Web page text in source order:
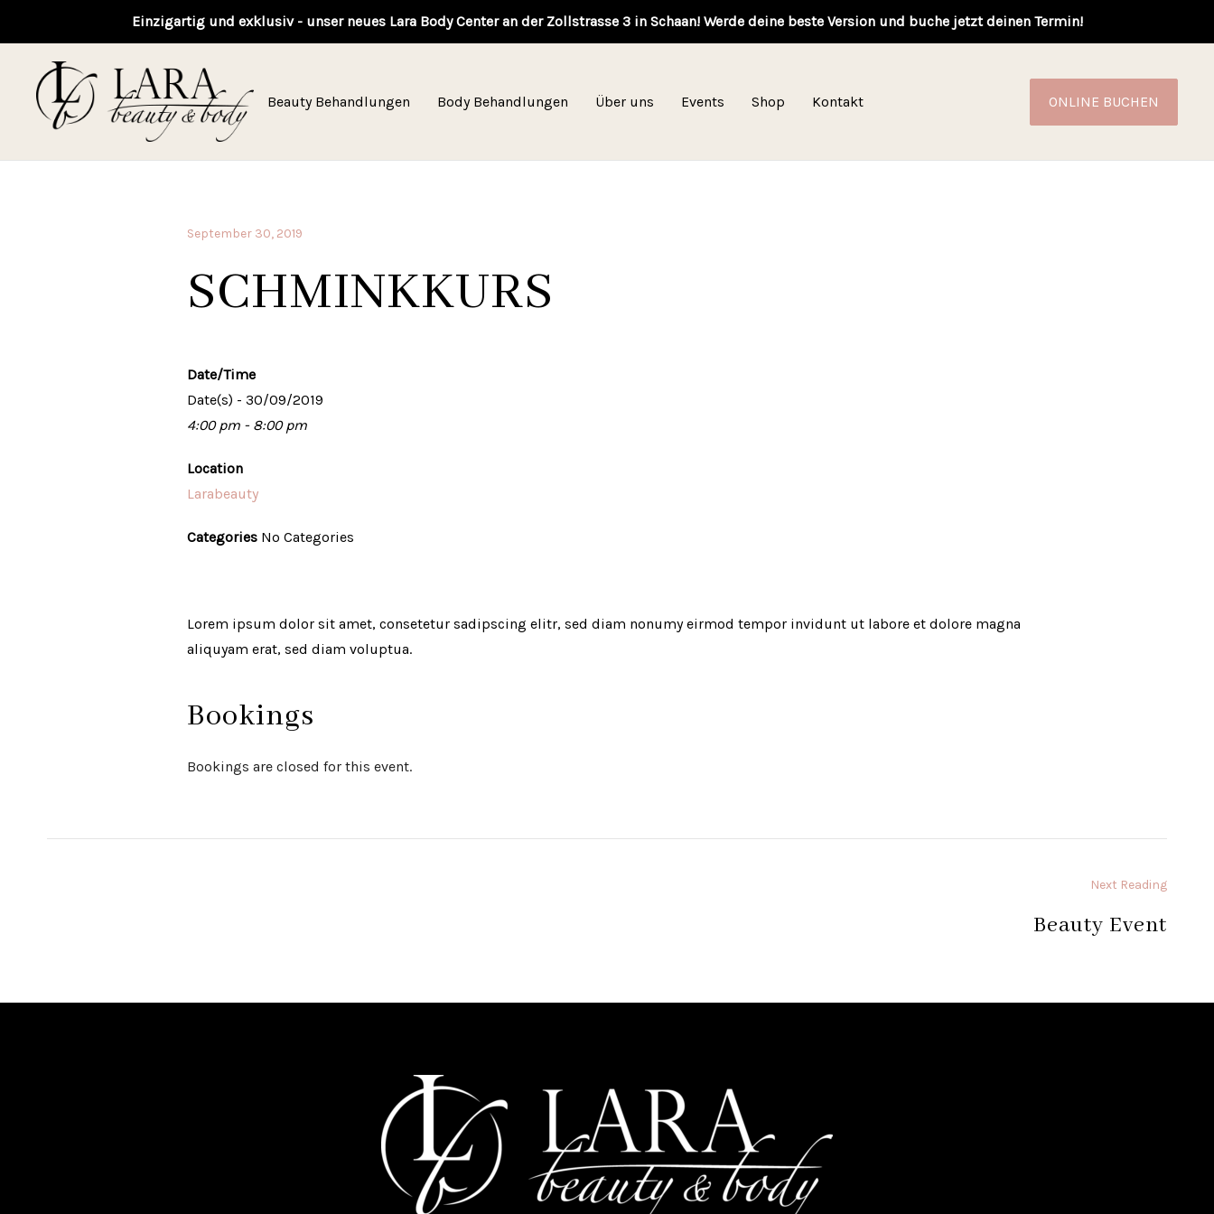
Einzigartig und exklusiv - unser neues Lara Body Center an der Zollstrasse 3 in Schaan! Werde deine beste Version und buche jetzt deinen Termin!
Beauty Behandlungen Body Behandlungen Über uns Events Shop Kontakt ONLINE BUCHEN
September 30, 2019
SCHMINKKURS
Date/Time
Date(s) - 30/09/2019
4:00 pm - 8:00 pm
Location
Larabeauty
Categories No Categories
Lorem ipsum dolor sit amet, consetetur sadipscing elitr, sed diam nonumy eirmod tempor invidunt ut labore et dolore magna
aliquyam erat, sed diam voluptua.
Bookings
Bookings are closed for this event.
Next Reading
Beauty Event